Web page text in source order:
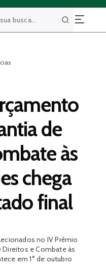
Buscar
de
às
chega
final
no IV Prêmio
Direitos e Combate às
em 1° de outubro